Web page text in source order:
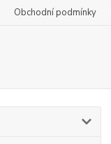
Obchodní podmínky